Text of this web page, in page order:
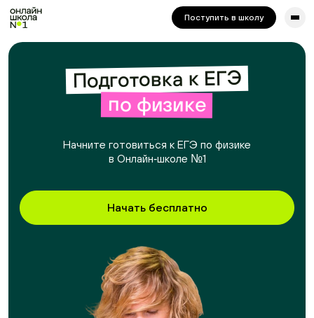
сайта. Для корректной работы попробуйте отключить VPN.
Поступить в школу
Подготовка к ЕГЭ
по физике
Начните готовиться к ЕГЭ по физике
в Онлайн‑школе №1
Начать бесплатно